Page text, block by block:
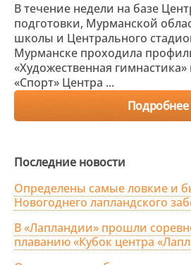
В течение недели на базе
подготовки, Мурманской
школы и Центрального
Мурманске проходила
«Художественная
«Спорт» Центра ...
Подробнее
Последние новости
Определены самые ловкие и
Новогоднего лапландского
В «Лапландии» прошли
плаванию «Кубок центра